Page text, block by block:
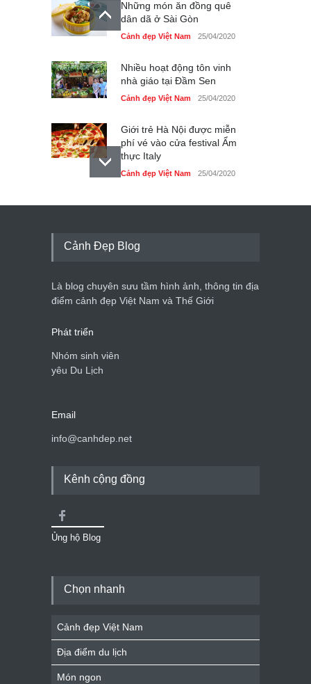
Những món ăn đồng quê
dân dã ở Sài Gòn
Cảnh đẹp Việt Nam 25/04/2020
Nhiều hoạt động tôn vinh
nhà giáo tại Đầm Sen
Cảnh đẹp Việt Nam 25/04/2020
Giới trẻ Hà Nội được miễn
phí vé vào cửa festival Ẩm
thực Italy
Cảnh đẹp Việt Nam 25/04/2020
Tam giác mạch khoe sắc
du lịch quốc gia
Cảnh đẹp Việt Nam 24/04/2020
Cảnh Đẹp Blog
Là blog chuyên sưu tầm hình ảnh, thông tin địa
điểm cảnh đẹp Việt Nam và Thế Giới
Phát triển
Nhóm sinh viên
yêu Du Lịch
Email
info@canhdep.net
Kênh cộng đồng
Ủng hộ Blog
Chọn nhanh
Cảnh đẹp Việt Nam
Địa điểm du lịch
Món ngon